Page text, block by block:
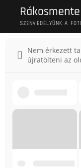
SZENVEDÉLYÜNK A
Nem érkezett
újratölteni az